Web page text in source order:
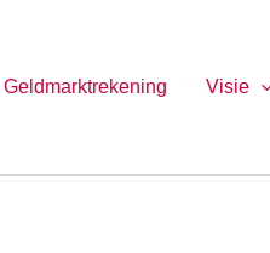
Geldmarktrekening Visie